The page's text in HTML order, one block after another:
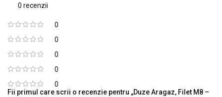
0 recenzii
0
0
0
0
0
Fii primul care scrii o recenzie pentru „Duze Aragaz, Filet M8 –